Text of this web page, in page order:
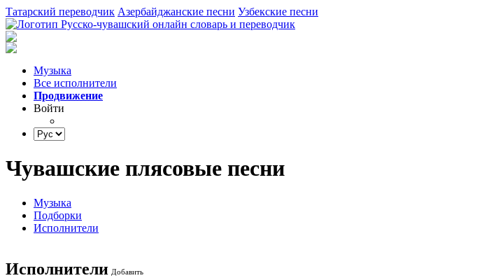
Татарский переводчик Азербайджанские песни Узбекские песни
Музыка
Все исполнители
Продвижение
Войти
Чувашские плясовые песни
Музыка
Подборки
Исполнители
Исполнители Добавить